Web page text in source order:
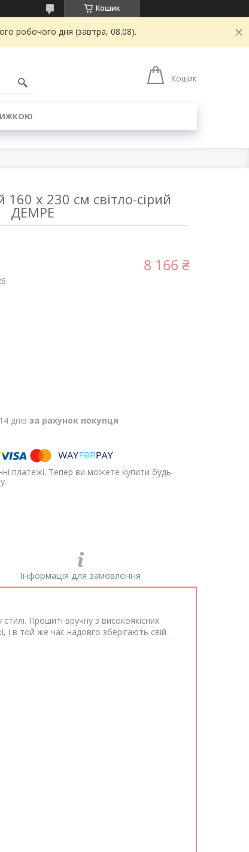
Кошик
робочого дня (завтра, 08.08).
Кошик
x 230 см світло-сірий
ДЕМРЕ
8 166 ₴
днів за рахунок покупця
платежі. Тепер ви можете купити будь-
Інформація для замовлення
Прошиті вручну з високоякісних
і в той же час надовго зберігають свій